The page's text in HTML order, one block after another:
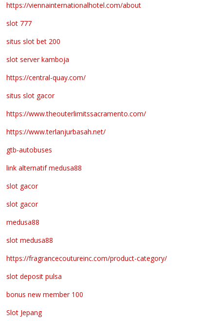
https://viennainternationalhotel.com/about
slot 777
situs slot bet 200
slot server kamboja
https://central-quay.com/
situs slot gacor
https://www.theouterlimitssacramento.com/
https://www.terlanjurbasah.net/
gtb-autobuses
link alternatif medusa88
slot gacor
slot gacor
medusa88
slot medusa88
https://fragrancecoutureinc.com/product-category/
slot deposit pulsa
bonus new member 100
Slot Jepang